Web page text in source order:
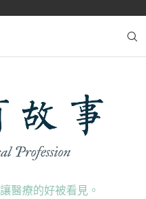
醫療的好被看見。